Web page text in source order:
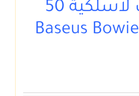
سماعات لاسلكية 50
ديسيبل Baseus Bowie